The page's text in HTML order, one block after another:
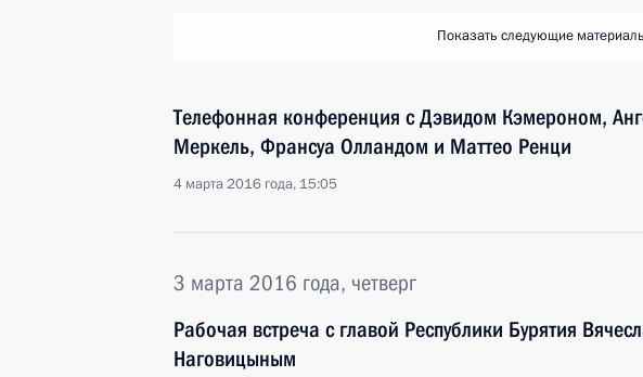
Показать следующие
Телефонная конференция с Дэвидом Кэмероном,
Меркель, Франсуа Олландом и Маттео Ренци
4 марта 2016 года, 15:05
3 марта 2016 года, четверг
Рабочая встреча с главой Республики Бурятия
Наговицыным